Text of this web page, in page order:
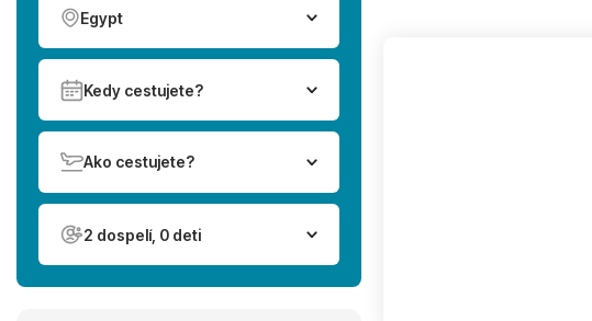
Egypt
Kedy cestujete?
Ako cestujete?
2 dospelí, 0 deti